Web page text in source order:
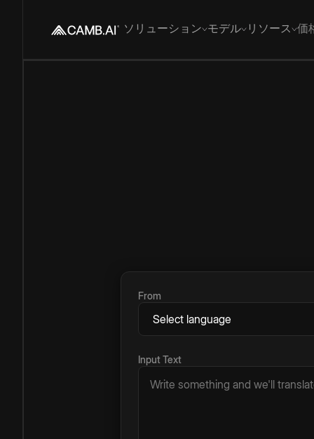
ソリューション モデル リソース 価
From
Input Text